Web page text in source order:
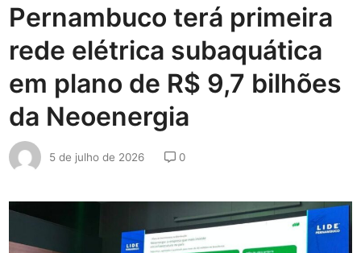
Pernambuco terá primeira
rede elétrica subaquática
em plano de R$ 9,7 bilhões
da Neoenergia
5 de julho de 2026 0